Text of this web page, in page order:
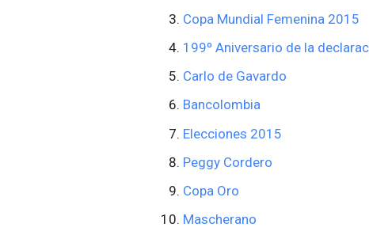
Copa Mundial Femenina 2015
199º Aniversario de la
Carlo de Gavardo
Bancolombia
Elecciones 2015
Peggy Cordero
Copa Oro
Mascherano